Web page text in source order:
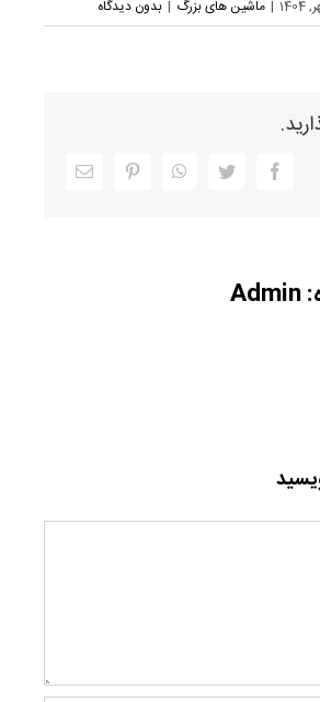
| ماشین های بزرگ | بدون دیدگاه
Facebook
Twitter
WhatsApp
Pinterestایمیل
Admin